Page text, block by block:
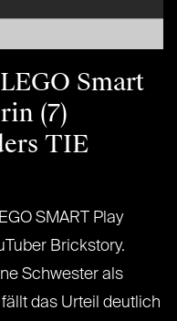
Smart
(7)
TIE
SMART Play
Brickstory.
Schwester als
das Urteil deutlich